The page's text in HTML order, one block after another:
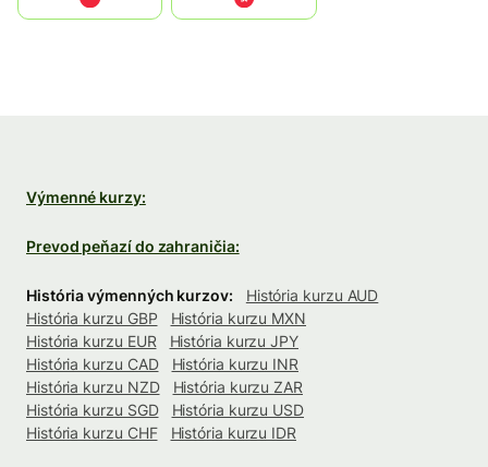
Výmenné kurzy:
Prevod peňazí do zahraničia:
História výmenných kurzov:
História kurzu AUD
História kurzu GBP
História kurzu MXN
História kurzu EUR
História kurzu JPY
História kurzu CAD
História kurzu INR
História kurzu NZD
História kurzu ZAR
História kurzu SGD
História kurzu USD
História kurzu CHF
História kurzu IDR